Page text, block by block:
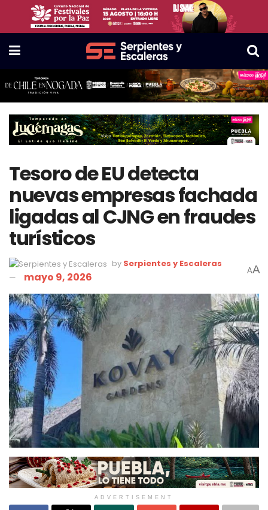
Tesoro de EU detecta
nuevas empresas fachada
ligadas al CJNG en fraudes
turísticos
by Serpientes y Escaleras
mayo 9, 2026 AA
ADVERTISEMENT